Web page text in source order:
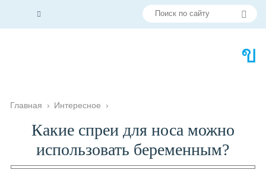
Главная › Интересное ›
Какие спреи для носа можно
использовать беременным?